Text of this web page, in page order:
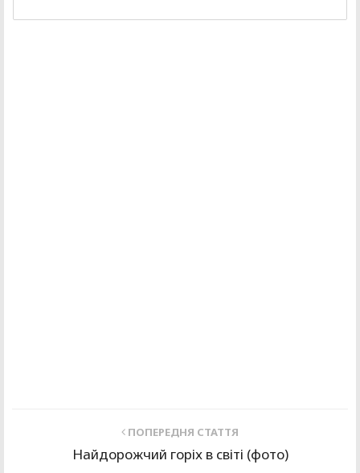
ПОПЕРЕДНЯ СТАТТЯ
Найдорожчий горіх в світі (фото)